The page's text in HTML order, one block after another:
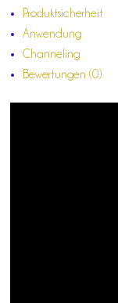
Produktsicherheit
Anwendung
Channeling
Bewertungen (0)